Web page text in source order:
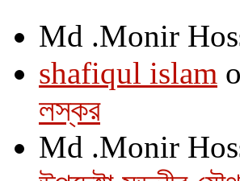
Md .Monir
shafiqul islam
লস্কর
Md .Monir